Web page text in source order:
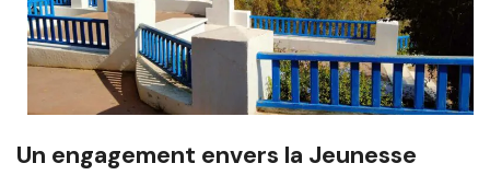
Un engagement envers la Jeunesse